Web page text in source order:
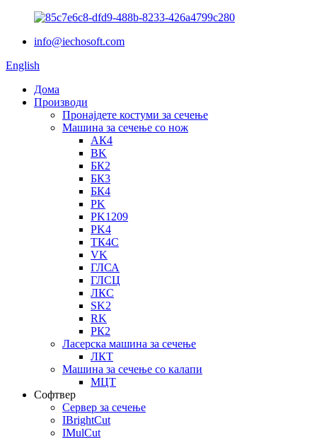
info@iechosoft.com
English
Дома
Производи
Пронајдете костуми за сечење
Машина за сечење со нож
АК4
BK
БК2
БК3
БК4
PK
PK1209
PK4
ТК4С
VK
ГЛСА
ГЛСЦ
ЛКС
SK2
RK
РК2
Ласерска машина за сечење
ЛКТ
Машина за сечење со калапи
МЦТ
Софтвер
Сервер за сечење
IBrightCut
IMulCut